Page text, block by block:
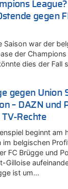
gegen
Saison war der
der
dies der Fall
gegen Union
– DAZN und
Rechte
beginnt am
im belgischen
FC Brügge und
Gilloise
ist um…